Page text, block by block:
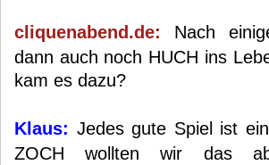
cliquenabend.de: Nach
dann auch noch HUCH ins
kam es dazu?
Klaus: Jedes gute Spiel ist
ZOCH wollten wir das